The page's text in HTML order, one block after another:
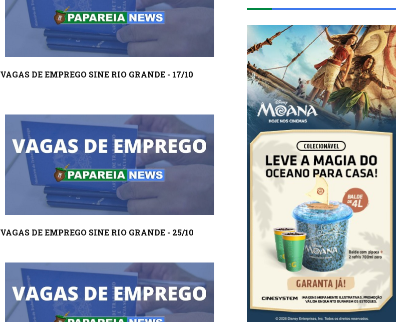
VAGAS DE EMPREGO SINE RIO GRANDE - 17/10
VAGAS DE EMPREGO SINE RIO GRANDE - 25/10